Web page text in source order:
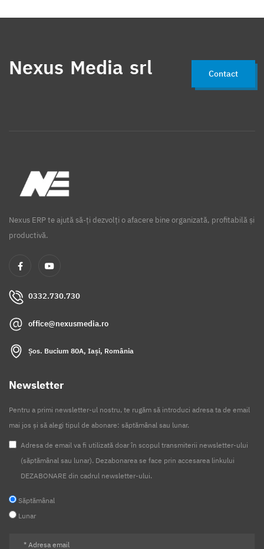
Nexus Media srl Contact
Nexus ERP te ajută să-ți dezvolți o afacere bine organizată, profitabilă și
productivă.
0332.730.730
office@nexusmedia.ro
Șos. Bucium 80A, Iași, România
Newsletter
Pentru a primi newsletter-ul nostru, te rugăm să introduci adresa ta de email
mai jos și să alegi tipul de abonare: săptămânal sau lunar.
Adresa de email va fi utilizată doar în scopul transmiterii newsletter-ului
(săptămânal sau lunar). Dezabonarea se face prin accesarea linkului
DEZABONARE din cadrul newsletter-ului.
Săptămânal
Lunar